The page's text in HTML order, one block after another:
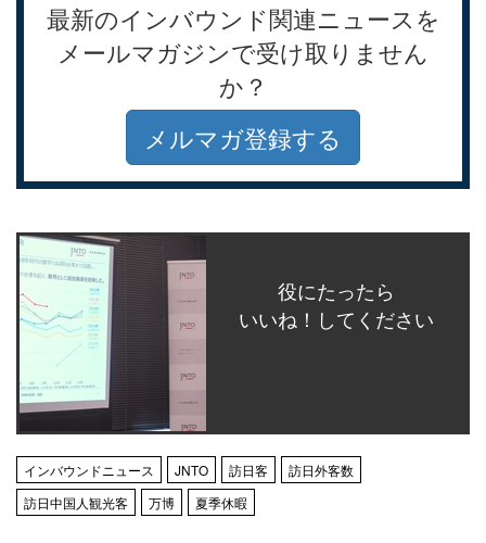
最新のインバウンド関連ニュースを
メールマガジンで受け取りません
か？
メルマガ登録する
役にたったら
いいね！してください
インバウンドニュース JNTO 訪日客
訪日外客数
訪日中国人観光客
万博 夏季休暇